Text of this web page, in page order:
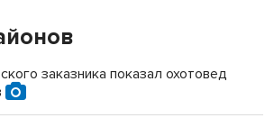
заказника показал охотовед